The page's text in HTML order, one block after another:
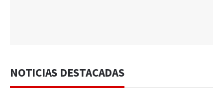
NOTICIAS DESTACADAS